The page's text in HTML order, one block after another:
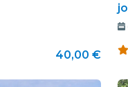
40,00 €